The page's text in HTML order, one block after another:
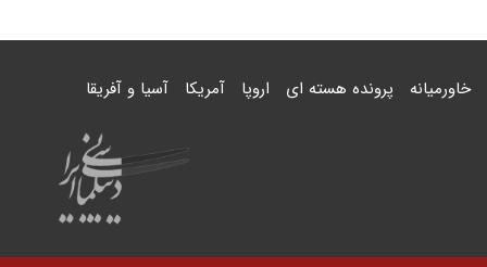
خاورمیانه پرونده هسته ای اروپا آمریکا آسیا و آفریقا